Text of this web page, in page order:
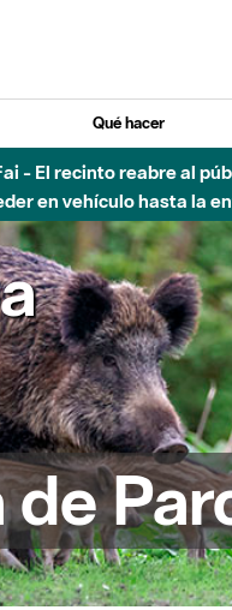
Qué hacer
- El recinto reabre al
en vehículo hasta la
de